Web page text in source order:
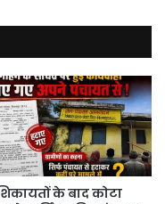
के बाद कोटा